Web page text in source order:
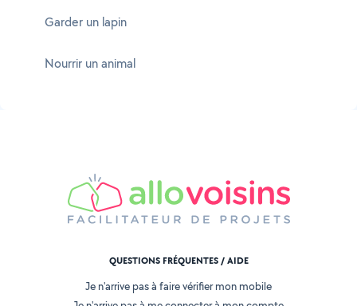
Garder un lapin
Nourrir un animal
QUESTIONS FRÉQUENTES / AIDE
Je n'arrive pas à faire vérifier mon mobile